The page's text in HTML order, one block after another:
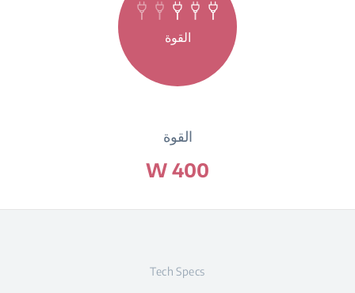
القوة
القوة
400 W
Tech Specs